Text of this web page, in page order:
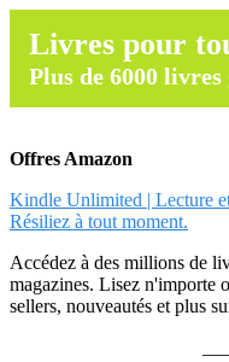
Livres pour
Plus de 6000
Offres Amazon
Kindle Unlimited | Lecture
Résiliez à tout moment.
Accédez à des millions de
magazines. Lisez n'importe
sellers, nouveautés et plus